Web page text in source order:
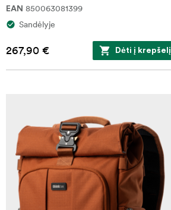
EAN 850063081399
Sandėlyje
267,90 € Dėti į krepšelį